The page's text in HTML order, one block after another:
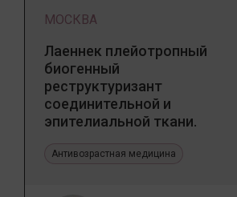
МОСКВА
Лаеннек плейотропный
биогенный
реструктуризант
соединительной и
эпителиальной ткани.
эстетической медицине
Антивозрастная медицина